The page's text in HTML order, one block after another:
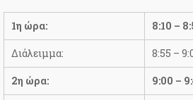
1η ώρα: 8:10 –
Διάλειμμα: 8:55 –
2η ώρα: 9:00 –